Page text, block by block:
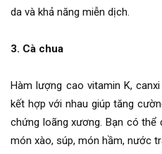
da và khả năng miễn dịch.
3. Cà chua
Hàm lượng cao vitamin K,
kết hợp với nhau giúp tăng
chứng loãng xương. Bạn có thể
món xào, súp, món hầm, nước